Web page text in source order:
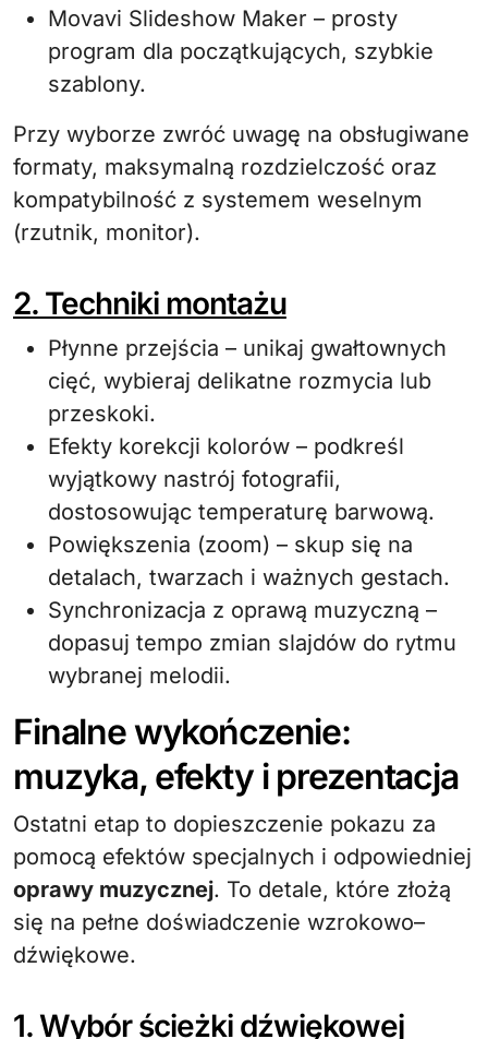
Movavi Slideshow Maker – prosty
program dla początkujących, szybkie
szablony.
Przy wyborze zwróć uwagę na obsługiwane
formaty, maksymalną rozdzielczość oraz
kompatybilność z systemem weselnym
(rzutnik, monitor).
2. Techniki montażu
Płynne przejścia – unikaj gwałtownych
cięć, wybieraj delikatne rozmycia lub
przeskoki.
Efekty korekcji kolorów – podkreśl
wyjątkowy nastrój fotografii,
dostosowując temperaturę barwową.
Powiększenia (zoom) – skup się na
detalach, twarzach i ważnych gestach.
Synchronizacja z oprawą muzyczną –
dopasuj tempo zmian slajdów do rytmu
wybranej melodii.
Finalne wykończenie:
muzyka, efekty i prezentacja
Ostatni etap to dopieszczenie pokazu za
pomocą efektów specjalnych i odpowiedniej
oprawy muzycznej. To detale, które złożą
się na pełne doświadczenie wzrokowo–
dźwiękowe.
1. Wybór ścieżki dźwiękowej